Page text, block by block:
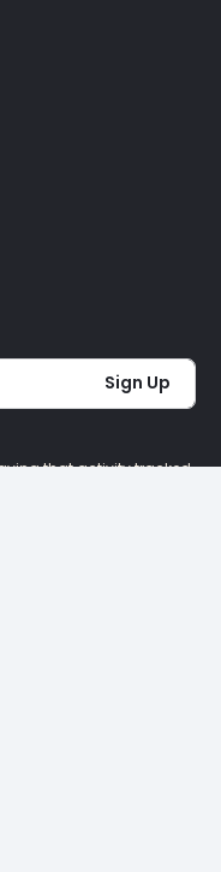
Sign Up
that activity tracked